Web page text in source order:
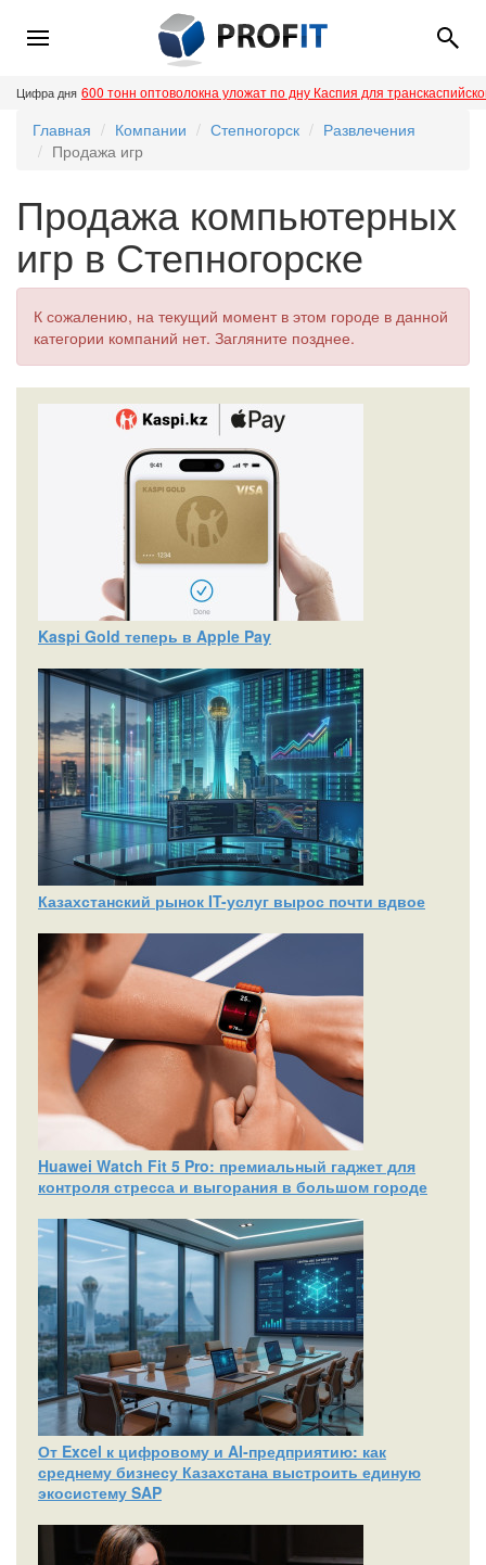
Цифра дня 600 тонн оптоволокна уложат по дну Каспия для
Главная Компании Степногорск
Развлечения
Продажа игр
Продажа компьютерных
игр в Степногорске
К сожалению, на текущий момент в этом городе в данной
категории компаний нет. Загляните позднее.
Kaspi Gold теперь в Apple Pay
Казахстанский рынок IT-услуг вырос почти вдвое
Huawei Watch Fit 5 Pro: премиальный гаджет для
контроля стресса и выгорания в большом городе
От Excel к цифровому и AI‑предприятию: как
среднему бизнесу Казахстана выстроить единую
экосистему SAP